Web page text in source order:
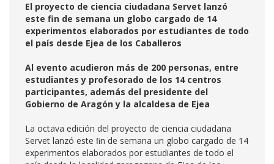
El proyecto de ciencia ciudadana Servet lanzó
este fin de semana un globo cargado de 14
experimentos elaborados por estudiantes de todo
el país desde Ejea de los Caballeros
Al evento acudieron más de 200 personas, entre
estudiantes y profesorado de los 14 centros
participantes, además del presidente del
Gobierno de Aragón y la alcaldesa de Ejea
La octava edición del proyecto de ciencia ciudadana
Servet lanzó este ﬁn de semana un globo cargado de 14
experimentos elaborados por estudiantes de todo el